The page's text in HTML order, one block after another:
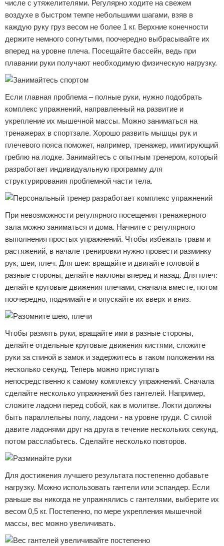
числе с утяжелителями. Регулярно ходите на свежем
воздухе в быстром темпе небольшими шагами, взяв в
каждую руку груз весом не более 1 кг. Верхние конечности
держите немного согнутыми, поочередно выбрасывайте их
вперед на уровне плеча. Посещайте бассейн, ведь при
плавании руки получают необходимую физическую нагрузку.
Если главная проблема – полные руки, нужно подобрать
комплекс упражнений, направленный на развитие и
укрепление их мышечной массы. Можно заниматься на
тренажерах в спортзале. Хорошо развить мышцы рук и
плечевого пояса поможет, например, тренажер, имитирующий
греблю на лодке. Занимайтесь с опытным тренером, который
разработает индивидуальную программу для
структурирования проблемной части тела.
При невозможности регулярного посещения тренажерного
зала можно заниматься и дома. Начните с регулярного
выполнения простых упражнений. Чтобы избежать травм и
растяжений, в начале тренировки нужно провести разминку
рук, шеи, плеч. Для шеи: вращайте и двигайте головой в
разные стороны, делайте наклоны вперед и назад. Для плеч:
делайте круговые движения плечами, сначала вместе, потом
поочередно, поднимайте и опускайте их вверх и вниз.
Чтобы размять руки, вращайте ими в разные стороны,
делайте отдельные круговые движения кистями, сложите
руки за спиной в замок и задержитесь в таком положении на
несколько секунд. Теперь можно приступать
непосредственно к самому комплексу упражнений. Сначала
сделайте несколько упражнений без гантелей. Например,
сложите ладони перед собой, как в молитве. Локти должны
быть параллельны полу, ладони - на уровне груди. С силой
давите ладонями друг на друга в течение нескольких секунд,
потом расслабьтесь. Сделайте несколько повторов.
Для достижения лучшего результата постепенно добавьте
нагрузку. Можно использовать гантели или эспандер. Если
раньше вы никогда не упражнялись с гантелями, выберите их
весом 0,5 кг. Постепенно, по мере укрепления мышечной
массы, вес можно увеличивать.